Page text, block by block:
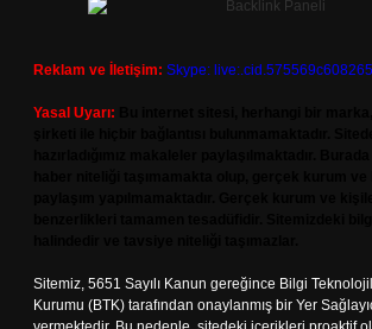
Reklam ve İletişim: Skype:
Yasal Uyarı:
Sitemiz, 5651 Sayılı Kanun gereğince Bilgi
Kurumu (BTK) tarafından onaylanmış bir Yer